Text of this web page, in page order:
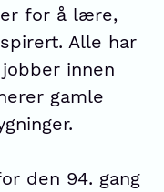
for å lære,
Alle har
innen
gamle
den 94. gang